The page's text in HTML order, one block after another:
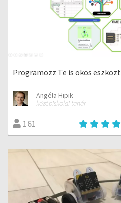
Programozz Te is okos eszközt
Angéla Hipik
középiskolai tanár
161